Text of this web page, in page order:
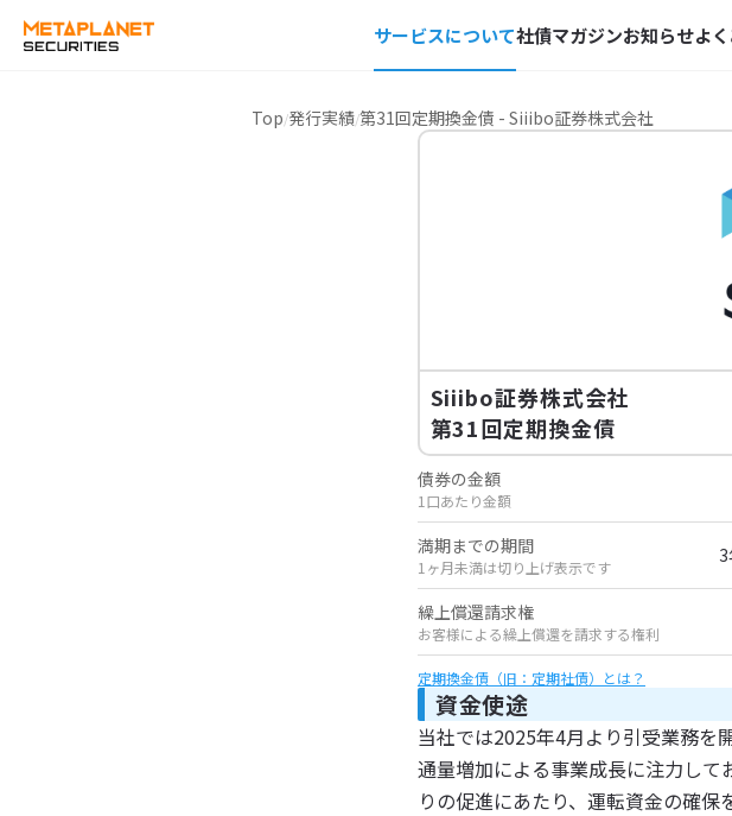
サービスについて社債マガジンお知らせよ
Top 発行実績 第31回定期換金債 - Siiibo証券株式会社
Siiibo証券株式会社
第31回定期換金債
債券の金額
1口あたり金額
満期までの期間
1ヶ月未満は切り上げ表示です
繰上償還請求権
お客様による繰上償還を請求する権利
定期換金債（旧：定期社債）とは？
資金使途
当社では2025年4月より引受業務を
通量増加による事業成長に注力して
りの促進にあたり、運転資金の確